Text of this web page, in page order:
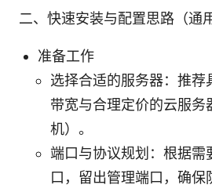
二、快速安装与配置思路（通
准备工作
选择合适的服务器：推荐
带宽与合理定价的云服务
机）。
端口与协议规划：根据需
口，留出管理端口，确保